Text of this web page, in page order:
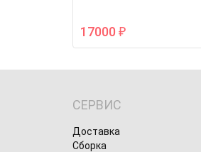
17000 ₽
СЕРВИС
Доставка
Сборка